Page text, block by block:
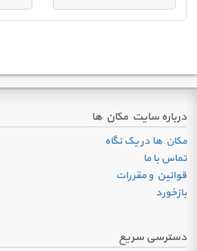
درباره سایت مکان ها
مکان ها در یک نگاه
تماس با ما
قوانین و مقررات
بازخورد
دسترسی سریع